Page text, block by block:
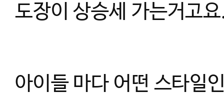
도장이 상승세 가는거고
아이들 마다 어떤 스타일